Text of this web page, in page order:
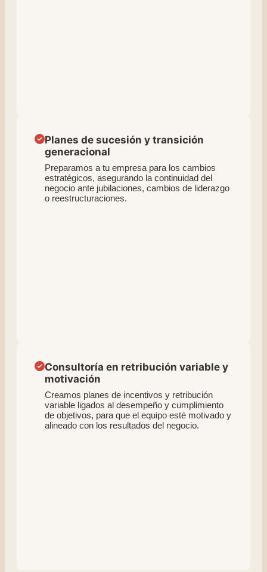
Planes de sucesión y transición
generacional
Preparamos a tu empresa para los cambios
estratégicos, asegurando la continuidad del
negocio ante jubilaciones, cambios de liderazgo
o reestructuraciones.
Consultoría en retribución variable y
motivación
Creamos planes de incentivos y retribución
variable ligados al desempeño y cumplimiento
de objetivos, para que el equipo esté motivado y
alineado con los resultados del negocio.